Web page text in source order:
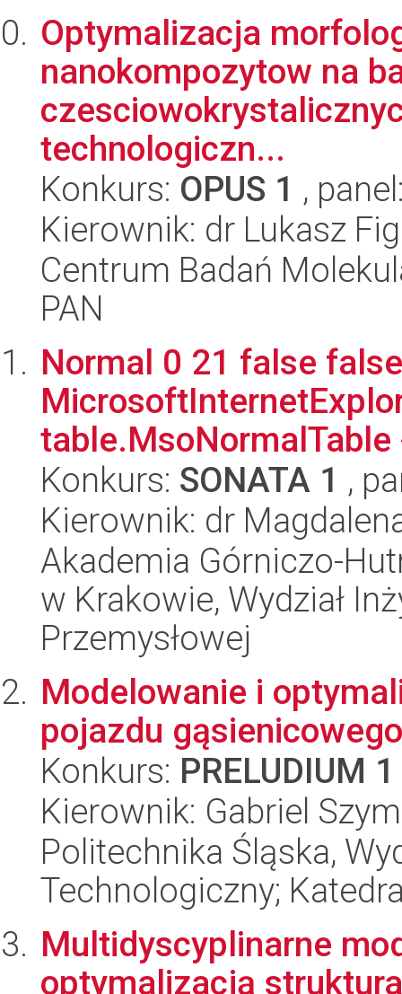
Optymalizacja
nanokompozytow na
technologiczn...
Konkurs: OPUS 1 ,
Kierownik: dr Lukasz
Centrum Badań
PAN
Normal 0 21 false
Konkurs: SONATA 1 ,
Kierownik: dr
Akademia Górniczo-
w Krakowie, Wydział
Przemysłowej
Modelowanie i
pojazdu gąsienicowego
Konkurs: PRELUDIUM 1
Kierownik: Gabriel
Politechnika Śląska,
Technologiczny;
Multidyscyplinarne
optymalizacją